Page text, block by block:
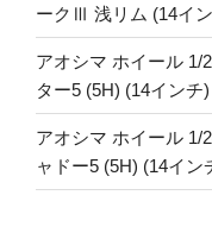
ークⅢ 浅リム (14イ
アオシマ ホイール 1/
ター5 (5H) (14インチ)
アオシマ ホイール
ャドー5 (5H) (14イン